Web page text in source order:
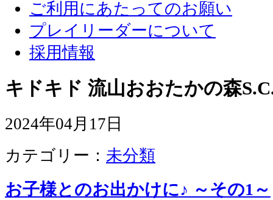
ご利用にあたってのお願い
プレイリーダーについて
採用情報
キドキド 流山おおたかの森
2024年04月17日
カテゴリー： 未分類
お子様とのお出かけに♪ ～その1～